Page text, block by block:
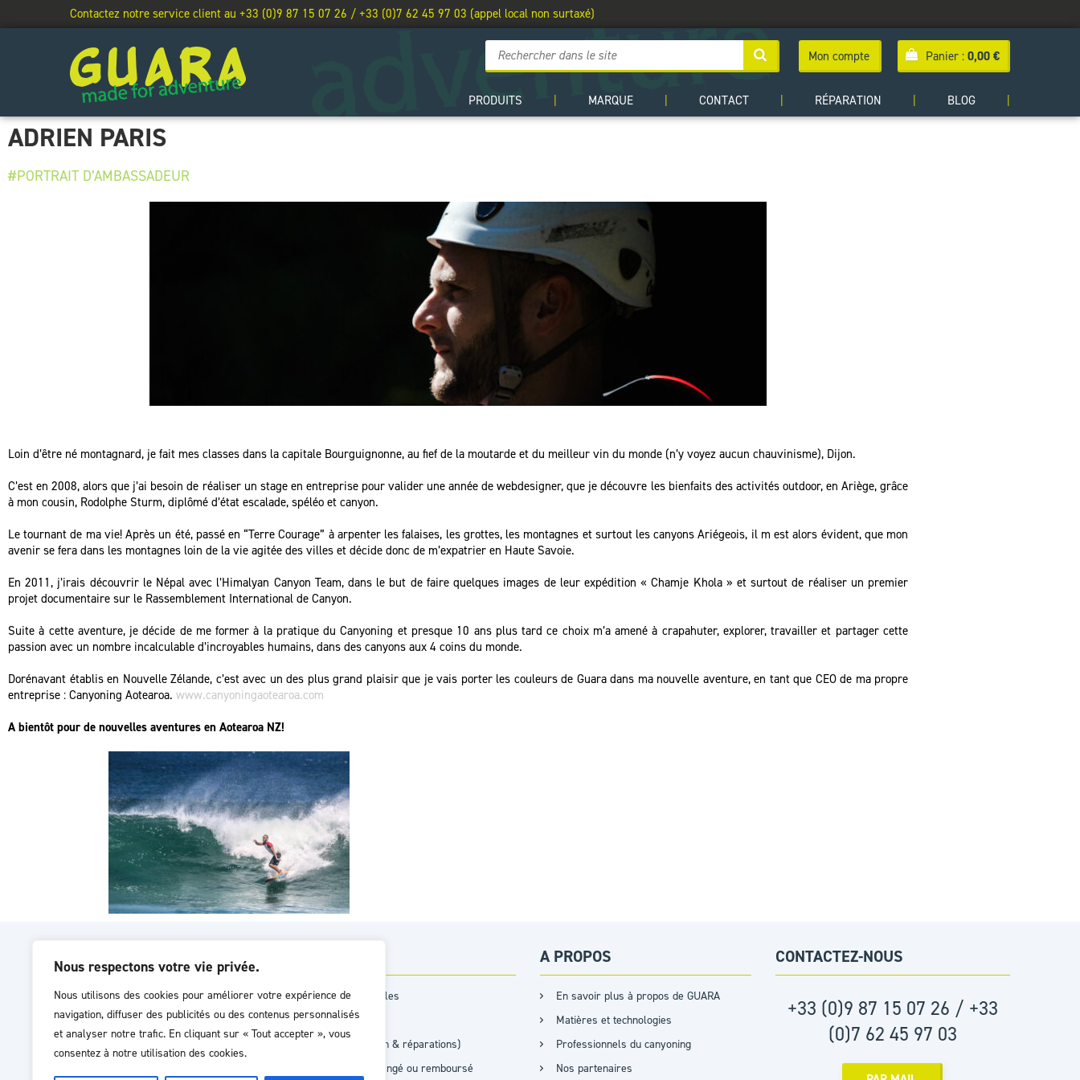
Nous respectons votre vie privée.
Nous utilisons des cookies pour améliorer votre expérience de
navigation, diffuser des publicités ou des contenus personnalisés
et analyser notre trafic. En cliquant sur « Tout accepter », vous
consentez à notre utilisation des cookies.
Contactez notre service client au +33 (0)9 87 15 07 26 / +33 (0)7 62 45 97 03 (appel local non surtaxé)
Panier : 0,00 €
Mon compte
PRODUITS MARQUE CONTACT RÉPARATION BLOG
ADRIEN PARIS
#PORTRAIT D’AMBASSADEUR
Loin d’être né montagnard, je fait mes classes dans la capitale Bourguignonne, au fief de la moutarde et du meilleur vin du monde (n’y voyez aucun chauvinisme), Dijon.
C’est en 2008, alors que j’ai besoin de réaliser un stage en entreprise pour valider une année de webdesigner, que je découvre les bienfaits des activités outdoor, en Ariège, grâce
à mon cousin, Rodolphe Sturm, diplômé d’état escalade, spéléo et canyon.
Le tournant de ma vie! Après un été, passé en “Terre Courage” à arpenter les falaises, les grottes, les montagnes et surtout les canyons Ariégeois, il m est alors évident, que mon
avenir se fera dans les montagnes loin de la vie agitée des villes et décide donc de m’expatrier en Haute Savoie.
En 2011, j’irais découvrir le Népal avec l’Himalyan Canyon Team, dans le but de faire quelques images de leur expédition « Chamje Khola » et surtout de réaliser un premier
projet documentaire sur le Rassemblement International de Canyon.
Suite à cette aventure, je décide de me former à la pratique du Canyoning et presque 10 ans plus tard ce choix m’a amené à crapahuter, explorer, travailler et partager cette
passion avec un nombre incalculable d’incroyables humains, dans des canyons aux 4 coins du monde.
Dorénavant établis en Nouvelle Zélande, c’est avec un des plus grand plaisir que je vais porter les couleurs de Guara dans ma nouvelle aventure, en tant que CEO de ma propre
entreprise : Canyoning Aotearoa. www.canyoningaotearoa.com
A bientôt pour de nouvelles aventures en Aotearoa NZ!
Livraison
Garanties
Mentions légales
Guide des tailles
FAQ
SAV (entretien & réparations)
Satisfait, échangé ou remboursé
A PROPOS
En savoir plus à propos de GUARA
Matières et technologies
Professionnels du canyoning
Nos partenaires
CONTACTEZ-NOUS
+33 (0)9 87 15 07 26 / +33
(0)7 62 45 97 03